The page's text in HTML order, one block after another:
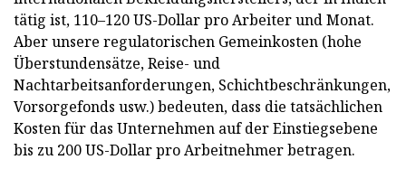
tätig ist, 110–120 US-Dollar pro Arbeiter und Monat.
Aber unsere regulatorischen Gemeinkosten (hohe
Überstundensätze, Reise- und
Nachtarbeitsanforderungen, Schichtbeschränkungen,
Vorsorgefonds usw.) bedeuten, dass die tatsächlichen
Kosten für das Unternehmen auf der Einstiegsebene
bis zu 200 US-Dollar pro Arbeitnehmer betragen.